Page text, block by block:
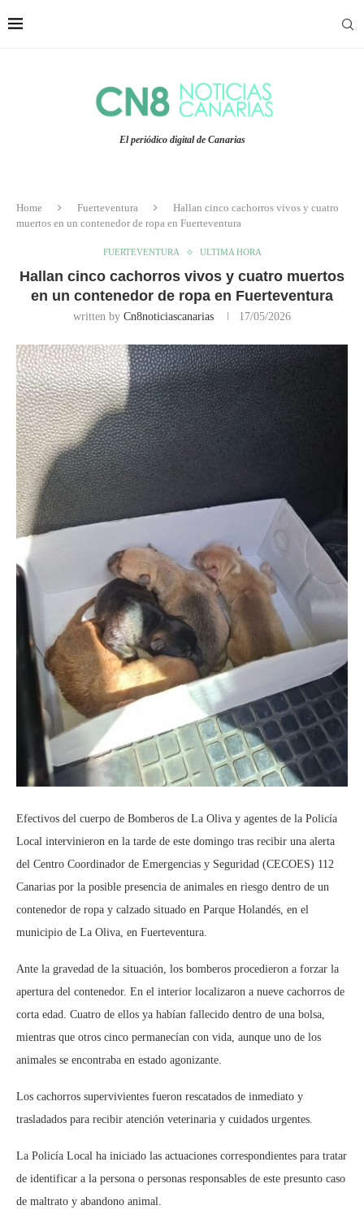
El periódico digital de Canarias
Home Fuerteventura
Hallan cinco cachorros vivos y cuatro
muertos en un contenedor de ropa en Fuerteventura
FUERTEVENTURA ULTIMA HORA
Hallan cinco cachorros vivos y cuatro muertos
en un contenedor de ropa en Fuerteventura
written by Cn8noticiascanarias 17/05/2026
Efectivos del cuerpo de Bomberos de La Oliva y agentes de la Policía
Local intervinieron en la tarde de este domingo tras recibir una alerta
del Centro Coordinador de Emergencias y Seguridad (CECOES) 112
Canarias por la posible presencia de animales en riesgo dentro de un
contenedor de ropa y calzado situado en Parque Holandés, en el
municipio de La Oliva, en Fuerteventura.
Ante la gravedad de la situación, los bomberos procedieron a forzar la
apertura del contenedor. En el interior localizaron a nueve cachorros de
corta edad. Cuatro de ellos ya habían fallecido dentro de una bolsa,
mientras que otros cinco permanecían con vida, aunque uno de los
animales se encontraba en estado agonizante.
Los cachorros supervivientes fueron rescatados de inmediato y
trasladados para recibir atención veterinaria y cuidados urgentes.
La Policía Local ha iniciado las actuaciones correspondientes para tratar
de identificar a la persona o personas responsables de este presunto caso
de maltrato y abandono animal.